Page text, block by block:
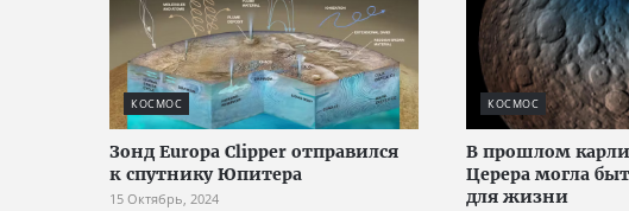
КОСМОС
Зонд Europa Clipper отправился
к спутнику Юпитера
15 Октябрь, 2024
КОСМОС
В прошлом
Церера могла
для жизни